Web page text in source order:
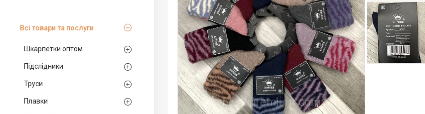
Всі товари та послуги
Шкарпетки оптом
Підслідники
Труси
Плавки